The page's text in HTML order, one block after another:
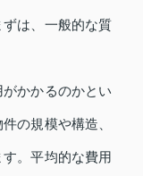
は、一般的な質
かかるのかとい
の規模や構造、
。平均的な費用